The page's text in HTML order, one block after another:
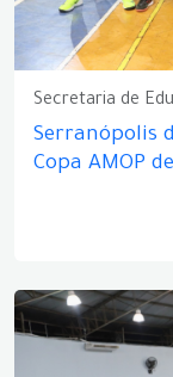
Secretaria de
Serranópolis
Copa AMOP